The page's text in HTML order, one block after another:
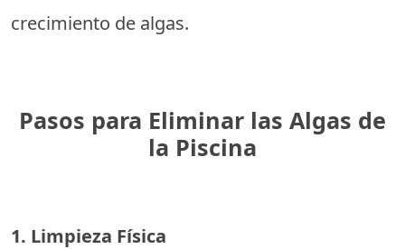
crecimiento de algas.
Pasos para Eliminar las Algas de
la Piscina
1. Limpieza Física